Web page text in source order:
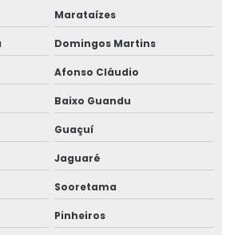
nr 13
pressão
e vasos de pressão
elétricas
Marataízes
Domingos Martins
Afonso Cláudio
Baixo Guandu
Guaçuí
Jaguaré
Sooretama
Pinheiros